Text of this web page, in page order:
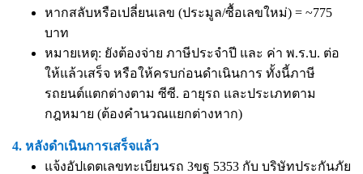
หากสลับหรือเปลี่ยนเลข (ประมูล/ซื้อเลขใหม่) = ~775
บาท
หมายเหตุ: ยังต้องจ่าย ภาษีประจำปี และ ค่า พ.ร.บ. ต่อ
ให้แล้วเสร็จ หรือให้ครบก่อนดำเนินการ ทั้งนี้ภาษี
รถยนต์แตกต่างตาม ซีซี. อายุรถ และประเภทตาม
กฎหมาย (ต้องคำนวณแยกต่างหาก)
4. หลังดำเนินการเสร็จแล้ว
แจ้งอัปเดตเลขทะเบียนรถ 3ขฐ 5353 กับ บริษัทประกันภัย